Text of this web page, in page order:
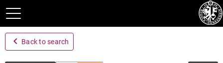
navigate_before Back to search